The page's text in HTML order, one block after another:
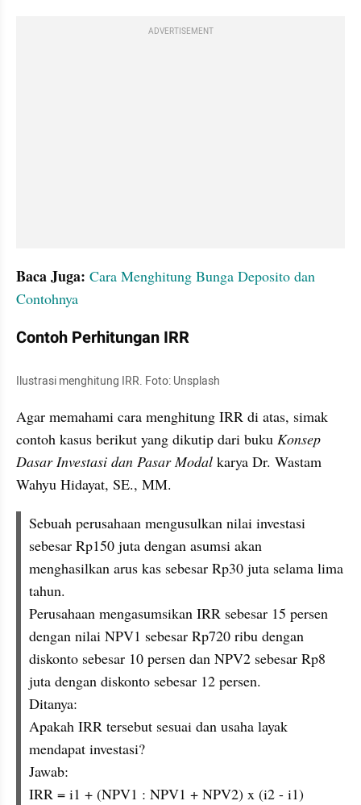
ADVERTISEMENT
Baca Juga: Cara Menghitung Bunga Deposito dan
Contohnya
Contoh Perhitungan IRR
Ilustrasi menghitung IRR. Foto: Unsplash
Agar memahami cara menghitung IRR di atas, simak
contoh kasus berikut yang dikutip dari buku Konsep
Dasar Investasi dan Pasar Modal karya Dr. Wastam
Wahyu Hidayat, SE., MM.
Sebuah perusahaan mengusulkan nilai investasi
sebesar Rp150 juta dengan asumsi akan
menghasilkan arus kas sebesar Rp30 juta selama lima
tahun.
Perusahaan mengasumsikan IRR sebesar 15 persen
dengan nilai NPV1 sebesar Rp720 ribu dengan
diskonto sebesar 10 persen dan NPV2 sebesar Rp8
juta dengan diskonto sebesar 12 persen.
Ditanya:
Apakah IRR tersebut sesuai dan usaha layak
mendapat investasi?
Jawab:
IRR = i1 + (NPV1 : NPV1 + NPV2) x (i2 - i1)